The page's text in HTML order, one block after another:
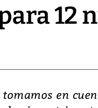
12
tomamos en